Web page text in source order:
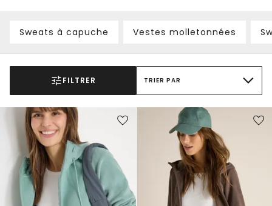
Sweats à capuche Vestes molletonnées
FILTRER TRIER PAR